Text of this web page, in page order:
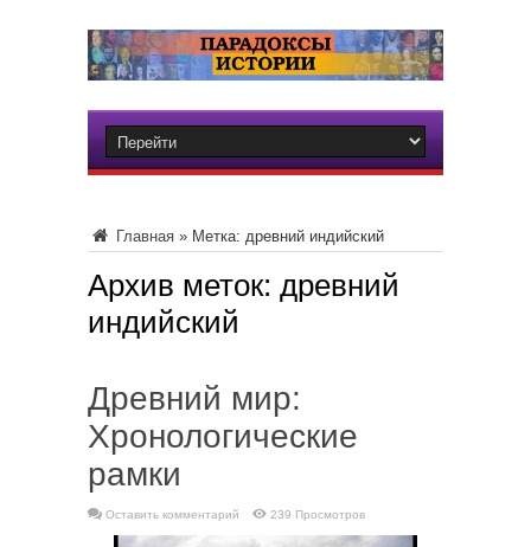
Главная » Метка: древний индийский
Архив меток: древний
индийский
Древний мир:
Хронологические
рамки
Оставить комментарий 239 Просмотров